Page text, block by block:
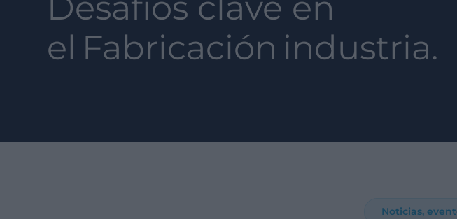
el Fabricación industria.
Noticias,